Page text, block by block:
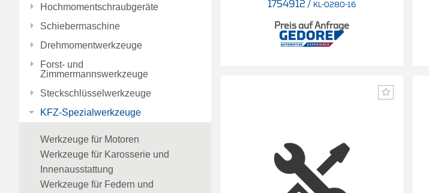
Hochmomentschraubgeräte
Schiebermaschine
Drehmomentwerkzeuge
Forst- und
Zimmermannswerkzeuge
Steckschlüsselwerkzeuge
KFZ-Spezialwerkzeuge
Werkzeuge für Motoren
Werkzeuge für Karosserie und
Innenausstattung
Werkzeuge für Federn und
1754912 / KL-0280-16
Preis auf Anfrage